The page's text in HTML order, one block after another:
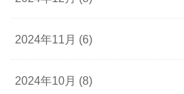
2024年11月 (6)
2024年10月 (8)